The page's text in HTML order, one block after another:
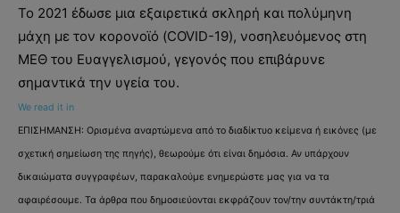
Το 2021 έδωσε μια εξαιρετικά σκληρή και πολύμηνη
μάχη με τον κορονοϊό (COVID-19), νοσηλευόμενος στη
ΜΕΘ του Ευαγγελισμού, γεγονός που επιβάρυνε
σημαντικά την υγεία του.
We read it in
ΕΠΙΣΗΜΑΝΣΗ: Ορισμένα αναρτώμενα από το διαδίκτυο κείμενα ή εικόνες (με
σχετική σημείωση της πηγής), θεωρούμε ότι είναι δημόσια. Αν υπάρχουν
δικαιώματα συγγραφέων, παρακαλούμε ενημερώστε μας για να τα
αφαιρέσουμε. Τα άρθρα που δημοσιεύονται εκφράζουν τον/την συντάκτη/τριά